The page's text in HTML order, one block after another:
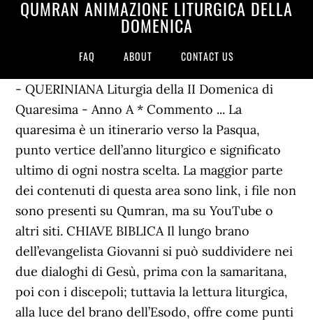
QUMRAN ANIMAZIONE LITURGICA DELLA
DOMENICA
FAQ ABOUT CONTACT US
- QUERINIANA Liturgia della II Domenica di
Quaresima - Anno A * Commento ... La
quaresima è un itinerario verso la Pasqua,
punto vertice dell’anno liturgico e significato
ultimo di ogni nostra scelta. La maggior parte
dei contenuti di questa area sono link, i file non
sono presenti su Qumran, ma su YouTube o
altri siti. CHIAVE BIBLICA Il lungo brano
dell’evangelista Giovanni si può suddividere nei
due dialoghi di Gesù, prima con la samaritana,
poi con i discepoli; tuttavia la lettura liturgica,
alla luce del brano dell’Esodo, offre come punti